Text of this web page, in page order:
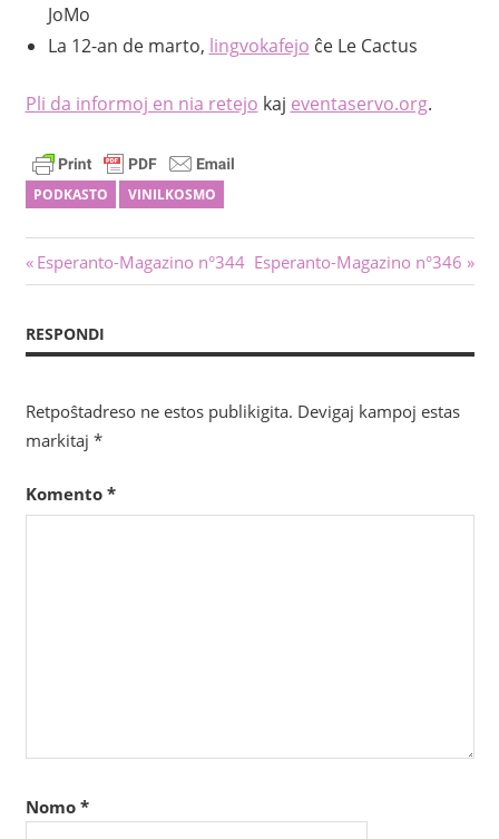
JoMo
La 12-an de marto, lingvokafejo ĉe Le Cactus
Pli da informoj en nia retejo kaj eventaservo.org.
PODKASTO VINILKOSMO
Navigado
afiŝoj
Antaŭa
afiŝo:
Esperanto-Magazino n°344 Sekva
afiŝo:
Esperanto-Magazino n°346
RESPONDI
Retpoŝtadreso ne estos publikigita. Devigaj kampoj estas
markitaj *
Komento *
Nomo *